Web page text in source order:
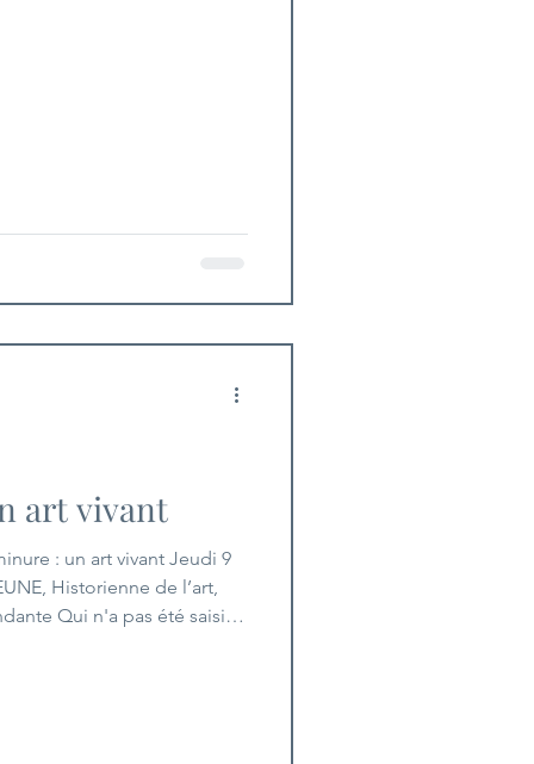
art vivant
: un art vivant Jeudi 9
Historienne de l’art,
Qui n'a pas été saisi